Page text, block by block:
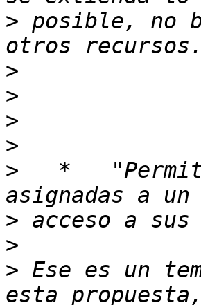
> posible, no
>
>
>
>
>
*
>
>
> Ese es un